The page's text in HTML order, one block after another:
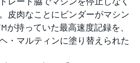
皮肉なことにビンダーがマシン
が持っていた最高速度記録を、
・マルティンに塗り替えられた